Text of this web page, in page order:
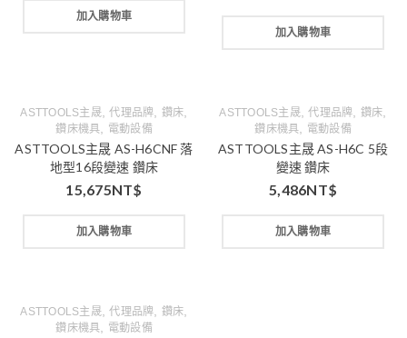
加入購物車
加入購物車
ASTTOOLS主晟,代理品牌 鑽床
鑽床機具 電動設備
ASTTOOLS主晟 AS-H6CNF 落
地型16段變速 鑽床
15,675NT$
加入購物車
ASTTOOLS主晟,代理品牌 鑽床
鑽床機具 電動設備
ASTTOOLS主晟 AS-H6C 5段
變速 鑽床
5,486NT$
加入購物車
ASTTOOLS主晟,代理品牌 鑽床
鑽床機具 電動設備